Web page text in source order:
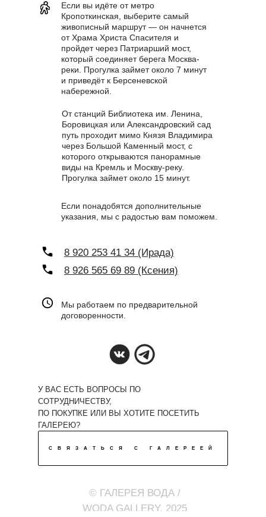
8 920 253 41 34 (Ирада)
8 926 565 69 89 (Ксения)
У ВАС ЕСТЬ ВОПРОСЫ ПО
СОТРУДНИЧЕСТВУ,
ПО ПОКУПКЕ ИЛИ ВЫ ХОТИТЕ ПОСЕТИТЬ
ГАЛЕРЕЮ?
Если вы идёте от метро
Кропоткинская, выберите самый
живописный маршрут — он начнется
от Храма Христа Спасителя и
пройдет через Патриарший мост,
который соединяет берега Москва-
реки. Прогулка займет около 7 минут
и приведёт к Берсеневской
набережной.
СВЯЗАТЬСЯ С ГАЛЕРЕЕЙ
От станций Библиотека им. Ленина,
Боровицкая или Александровский сад
путь проходит мимо Князя Владимира
через Большой Каменный мост, с
которого открываются панорамные
виды на Кремль и Москву-реку.
Прогулка займет около 15 минут.
Если понадобятся дополнительные
указания, мы с радостью вам поможем.
Мы работаем по предварительной
договоренности.
© ГАЛЕРЕЯ ВОДА /
WODA GALLERY, 2025